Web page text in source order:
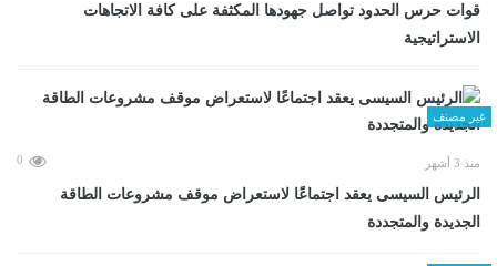
قوات حرس الحدود تواصل جهودها المكثفة على كافة الاتجاهات
الاستراتيجية
غير مصنف
منذ 3 أشهر 0
الرئيس السيسى يعقد اجتماعًا لاستعراض موقف مشروعات الطاقة
الجديدة والمتجددة